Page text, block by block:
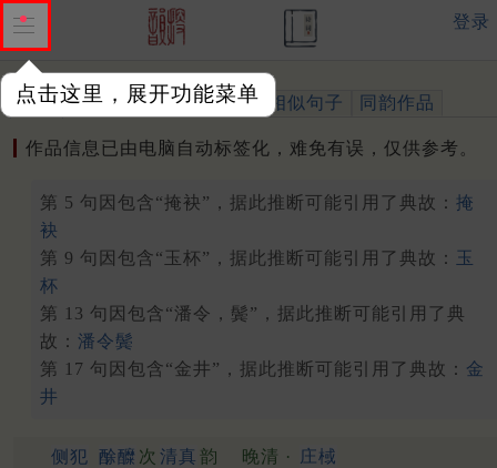
点击这里，展开功能菜单
登录
作品 标注四声 出处、引用 相似句子 同韵作品
作品信息已由电脑自动标签化，难免有误，仅供参考。
第 5 句因包含“掩袂”，据此推断可能引用了典故： 掩
袂
第 9 句因包含“玉杯”，据此推断可能引用了典故： 玉
杯
第 13 句因包含“潘令，鬓”，据此推断可能引用了典
故： 潘令鬓
第 17 句因包含“金井”，据此推断可能引用了典故： 金
井
侧犯 酴醾 次 清真 韵 晚清 · 庄棫